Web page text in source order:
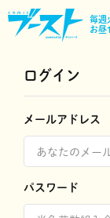
毎週
お昼
ログイン
メールアドレス
パスワード